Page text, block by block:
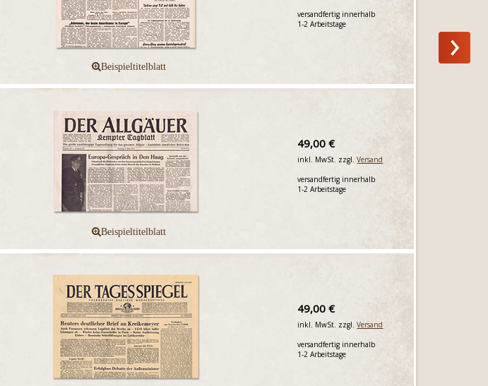
versandfertig innerhalb
1-2 Arbeitstage
49,00 €
inkl. MwSt. zzgl.Versand
versandfertig innerhalb
1-2 Arbeitstage
49,00 €
inkl. MwSt. zzgl.Versand
versandfertig innerhalb
1-2 Arbeitstage